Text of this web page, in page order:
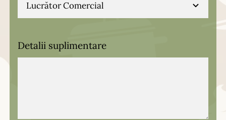
Detalii suplimentare